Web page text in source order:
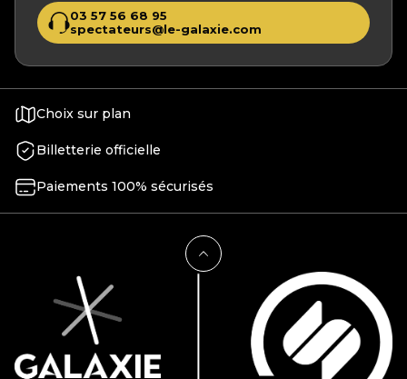
03 57 56 68 95
spectateurs@le-galaxie.com
Choix sur plan
Billetterie officielle
Paiements 100% sécurisés